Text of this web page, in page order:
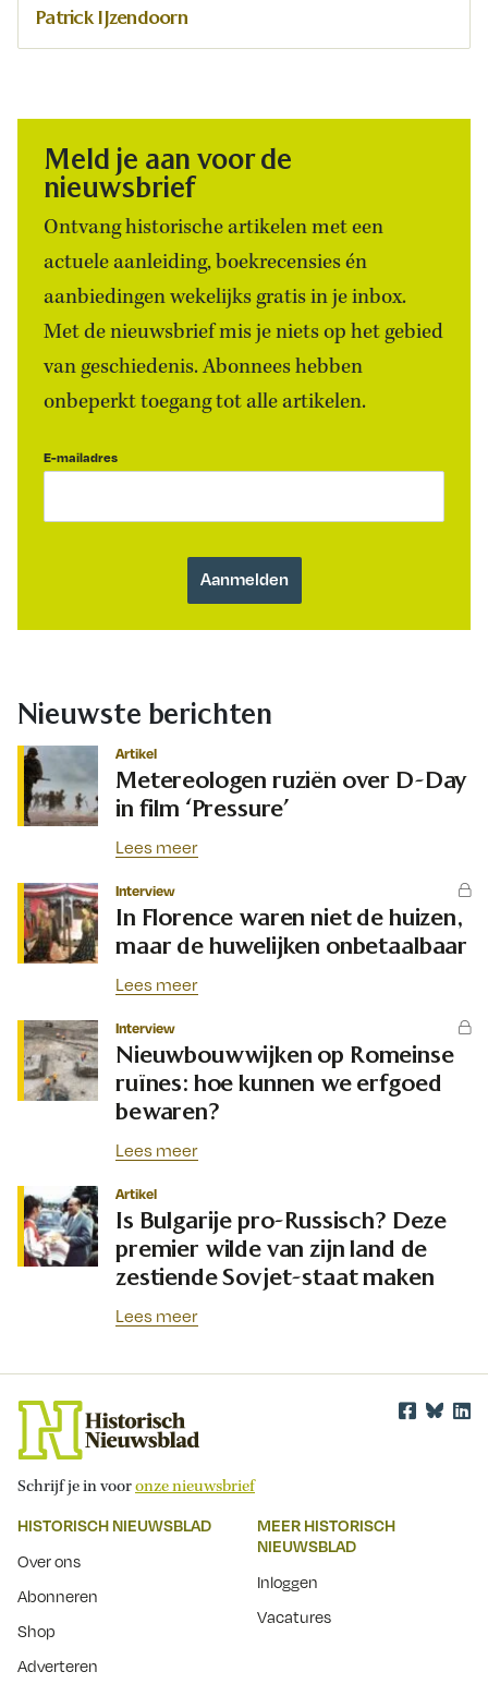
Patrick IJzendoorn
Meld je aan voor de
nieuwsbrief
Ontvang historische artikelen met een
actuele aanleiding, boekrecensies én
aanbiedingen wekelijks gratis in je inbox.
Met de nieuwsbrief mis je niets op het gebied
van geschiedenis. Abonnees hebben
onbeperkt toegang tot alle artikelen.
E-mailadres
Nieuwste berichten
Artikel
Metereologen ruziën over D-Day
in film ‘Pressure’
Lees meer
Interview
In Florence waren niet de huizen,
maar de huwelijken onbetaalbaar
Lees meer
Interview
Nieuwbouwwijken op Romeinse
ruïnes: hoe kunnen we erfgoed
bewaren?
Lees meer
Artikel
Is Bulgarije pro-Russisch? Deze
premier wilde van zijn land de
zestiende Sovjet-staat maken
Lees meer
Schrijf je in vooronze nieuwsbrief
HISTORISCH NIEUWSBLAD
Over ons
Abonneren
Shop
Adverteren
MEER HISTORISCH
NIEUWSBLAD
Inloggen
Vacatures